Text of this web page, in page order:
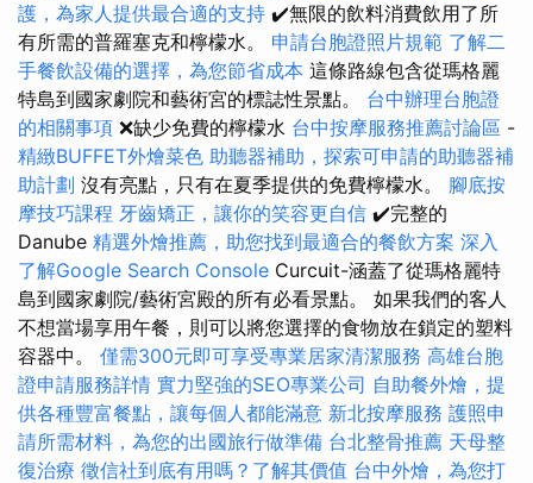
護，為家人提供最合適的支持 ✔️無限的飲料消費飲用了所
有所需的普羅塞克和檸檬水。 申請台胞證照片規範 了解二
手餐飲設備的選擇，為您節省成本 這條路線包含從瑪格麗
特島到國家劇院和藝術宮的標誌性景點。 台中辦理台胞證
的相關事項 ❌缺少免費的檸檬水 台中按摩服務推薦討論區 -
精緻BUFFET外燴菜色 助聽器補助，探索可申請的助聽器補
助計劃 沒有亮點，只有在夏季提供的免費檸檬水。 腳底按
摩技巧課程 牙齒矯正，讓你的笑容更自信 ✔️完整的
Danube 精選外燴推薦，助您找到最適合的餐飲方案 深入
了解Google Search Console Curcuit-涵蓋了從瑪格麗特
島到國家劇院/藝術宮殿的所有必看景點。 如果我們的客人
不想當場享用午餐，則可以將您選擇的食物放在鎖定的塑料
容器中。 僅需300元即可享受專業居家清潔服務 高雄台胞
證申請服務詳情 實力堅強的SEO專業公司 自助餐外燴，提
供各種豐富餐點，讓每個人都能滿意 新北按摩服務 護照申
請所需材料，為您的出國旅行做準備 台北整骨推薦 天母整
復治療 徵信社到底有用嗎？了解其價值 台中外燴，為您打